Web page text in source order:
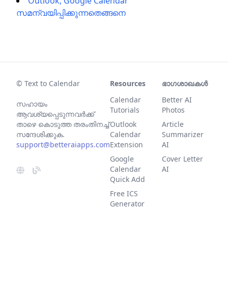
സമന്വയിപ്പിക്കുന്നതെങ്ങനെ
© Text to Calendar
സഹായം
ആവശ്യപ്പെടുന്നവര്‍ക്ക്
താഴെ കൊടുത്ത തരംതിനച്ച്
സന്ദേശിക്കുക.
support@betteraiapps.com
Resources
Calendar
Tutorials
Outlook
Calendar
Extension
Google
Calendar
Quick Add
Free ICS
Generator
ഭാഗശാഖകൾ
Better AI
Photos
Article
Summarizer
AI
Cover Letter
AI